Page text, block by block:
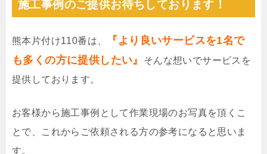
施工事例のご提供お待ちしております！
熊本片付け110番は、
『より良いサービスを1名で
も多くの方に提供したい』
そんな想いでサービスを
提供しております。
お客様から施工事例として作業現場のお写真を頂くこ
とで、これからご依頼される方の参考になると思いま
す。